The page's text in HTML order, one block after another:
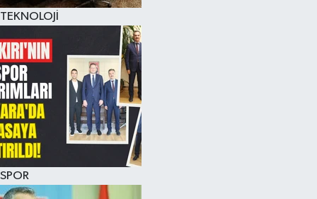
TEKNOLOJİ
SPOR